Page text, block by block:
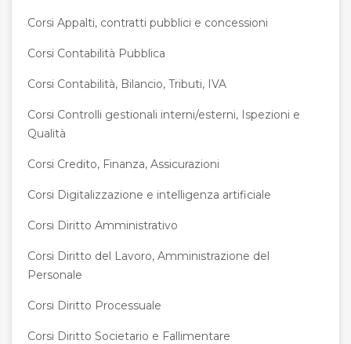
Corsi Appalti, contratti pubblici e concessioni
Corsi Contabilità Pubblica
Corsi Contabilità, Bilancio, Tributi, IVA
Corsi Controlli gestionali interni/esterni, Ispezioni e
Qualità
Corsi Credito, Finanza, Assicurazioni
Corsi Digitalizzazione e intelligenza artificiale
Corsi Diritto Amministrativo
Corsi Diritto del Lavoro, Amministrazione del
Personale
Corsi Diritto Processuale
Corsi Diritto Societario e Fallimentare